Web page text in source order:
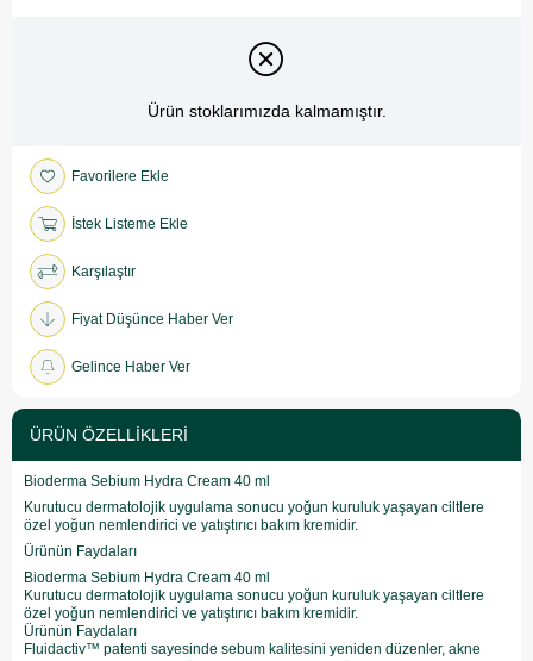
Ürün stoklarımızda kalmamıştır.
Favorilere Ekle
İstek Listeme Ekle
Karşılaştır
Fiyat Düşünce Haber Ver
Gelince Haber Ver
ÜRÜN ÖZELLIKLERI
Bioderma Sebium Hydra Cream 40 ml
Kurutucu dermatolojik uygulama sonucu yoğun kuruluk yaşayan ciltlere
özel yoğun nemlendirici ve yatıştırıcı bakım kremidir.
Ürünün Faydaları
Bioderma Sebium Hydra Cream 40 ml
Kurutucu dermatolojik uygulama sonucu yoğun kuruluk yaşayan ciltlere
özel yoğun nemlendirici ve yatıştırıcı bakım kremidir.
Ürünün Faydaları
Fluidactiv™ patenti sayesinde sebum kalitesini yeniden düzenler, akne